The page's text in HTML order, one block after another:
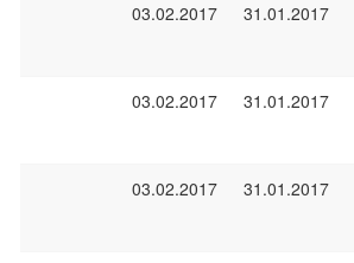
03.02.2017 31.01.2017
03.02.2017 31.01.2017
03.02.2017 31.01.2017